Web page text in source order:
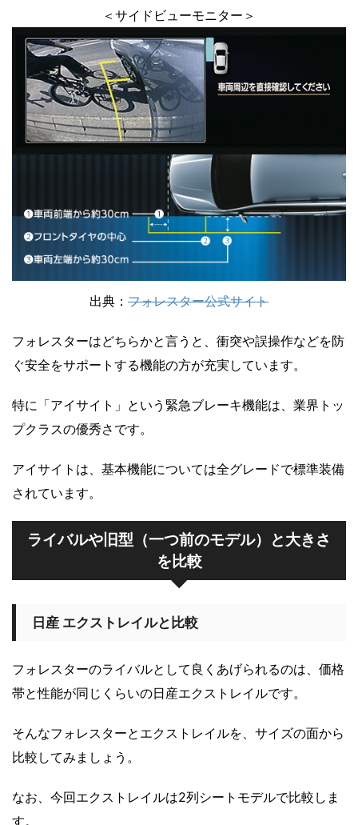
＜サイドビューモニター＞
出典： フォレスター公式サイト
フォレスターはどちらかと言うと、衝突や誤操作などを防
ぐ安全をサポートする機能の方が充実しています。
特に「アイサイト」という緊急ブレーキ機能は、業界トッ
プクラスの優秀さです。
アイサイトは、基本機能については全グレードで標準装備
されています。
ライバルや旧型（一つ前のモデル）と大きさ
を比較
日産 エクストレイルと比較
フォレスターのライバルとして良くあげられるのは、価格
帯と性能が同じくらいの日産エクストレイルです。
そんなフォレスターとエクストレイルを、サイズの面から
比較してみましょう。
なお、今回エクストレイルは2列シートモデルで比較しま
す。